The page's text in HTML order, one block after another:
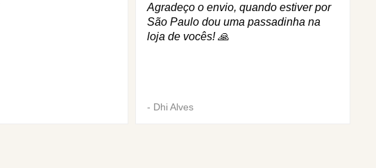
Agradeço o envio, quando estiver por
São Paulo dou uma passadinha na
loja de vocês! 🙏
- Dhi Alves